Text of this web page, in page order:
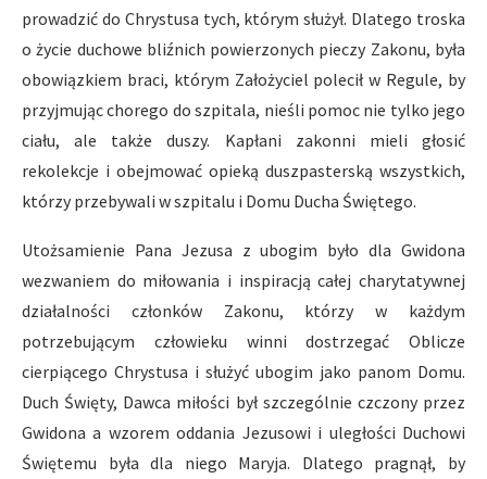
prowadzić do Chrystusa tych, którym służył. Dlatego troska
o życie duchowe bliźnich powierzonych pieczy Zakonu, była
obowiązkiem braci, którym Założyciel polecił w Regule, by
przyjmując chorego do szpitala, nieśli pomoc nie tylko jego
ciału, ale także duszy. Kapłani zakonni mieli głosić
rekolekcje i obejmować opieką duszpasterską wszystkich,
którzy przebywali w szpitalu i Domu Ducha Świętego.
Utożsamienie Pana Jezusa z ubogim było dla Gwidona
wezwaniem do miłowania i inspiracją całej charytatywnej
działalności członków Zakonu, którzy w każdym
potrzebującym człowieku winni dostrzegać Oblicze
cierpiącego Chrystusa i służyć ubogim jako panom Domu.
Duch Święty, Dawca miłości był szczególnie czczony przez
Gwidona a wzorem oddania Jezusowi i uległości Duchowi
Świętemu była dla niego Maryja. Dlatego pragnął, by